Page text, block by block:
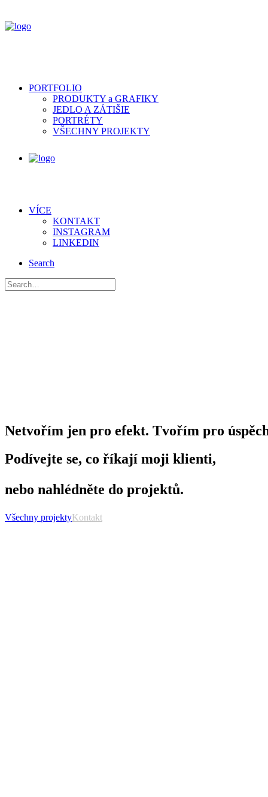
PORTFOLIO
PRODUKTY a GRAFIKY
JEDLO A ZÁTIŠIE
PORTRÉTY
VŠECHNY PROJEKTY
VÍCE
KONTAKT
INSTAGRAM
LINKEDIN
Search
Netvořím jen pro efekt. Tvořím pro úspěc
Podívejte se, co říkají moji klienti,
nebo nahlédněte do projektů.
Všechny projektyKontakt